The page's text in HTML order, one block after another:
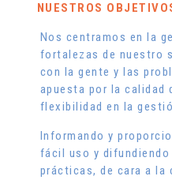
NUESTROS
Nos centramos en la
fortalezas de nuestro
con la gente y las
apuesta por la calidad
flexibilidad en la
Informando y
fácil uso y difundiendo
prácticas, de cara a